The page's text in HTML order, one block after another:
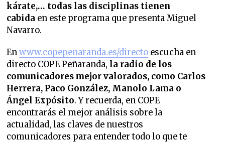
kárate,… todas las disciplinas tienen
cabida en este programa que presenta Miguel
Navarro.
Enwww.copepenaranda.es/directo escucha en
directo COPE Peñaranda, la radio de los
comunicadores mejor valorados, como Carlos
Herrera, Paco González, Manolo Lama o
Ángel Expósito. Y recuerda, en COPE
encontrarás el mejor análisis sobre la
actualidad, las claves de nuestros
comunicadores para entender todo lo que te